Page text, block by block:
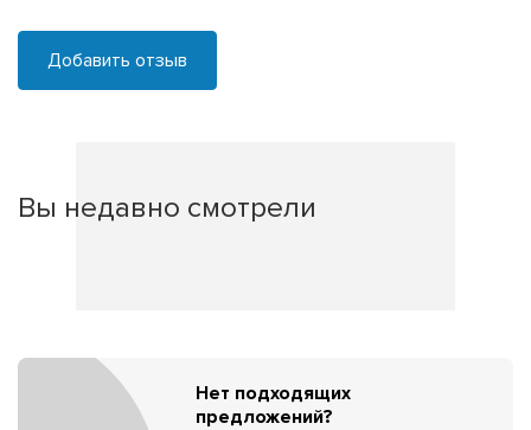
Добавить отзыв
Вы недавно смотрели
Нет подходящих
предложений?